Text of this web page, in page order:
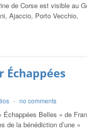
de Corse est visible au
Ajaccio, Porto Vecchio,
- no comments
Échappées Belles » de
de la bénédiction d’une «